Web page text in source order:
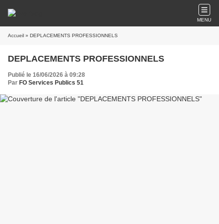
MENU
Accueil » DEPLACEMENTS PROFESSIONNELS
DEPLACEMENTS PROFESSIONNELS
Publié le 16/06/2026 à 09:28
Par FO Services Publics 51